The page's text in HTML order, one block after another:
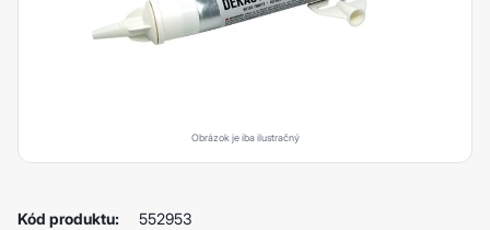
Obrázok je iba ilustračný
Kód produktu:
552953